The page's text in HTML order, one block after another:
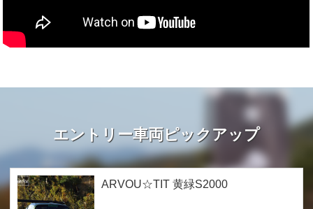
エントリー車両ピックアップ
ARVOU☆TIT 黄緑S2000